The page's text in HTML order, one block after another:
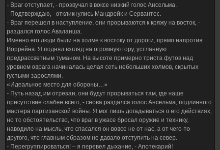
- Враг отступает, - прозвучал в воксе низкий голос Ансельма.
- Подтверждаю, - откликнулись Мандрейк и Сервантес.
- Враг перешел в наступление, они прорываются к кряжу на восток, -
раздался голос Аваланша.
Именно его люди были на холме к востоку от дороги, прямо напротив
Воррейна. Я поднял взгляд на огромную гору, устланную
предрассветным туманом. На высоте примерно триста футов над
уровнем оврага начиналась целая сеть небольших холмов, скрытых
густыми зарослями.
«Идеальное место для обороны…»
- Путь назад им отрезан, они будут прорываться там, где наше
присутствие слабее всего, - снова раздался голос Ансельма, подлинного
мастера партизанской войны. Я мог лишь догадываться о его действиях,
но то обстоятельство, что враг в ужасе бросал оружие и технику,
наводило на мысль, что спасался он вовсе не от нас, а от чего-то
другого, что главным образом не давало отступить на север.
- Перегруппироваться! – я перевел дыхание, - Апотекарий!